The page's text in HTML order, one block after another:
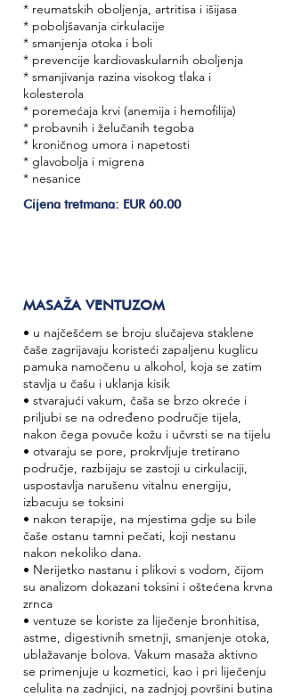
* reumatskih oboljenja, artritisa i išijasa
* poboljšavanja cirkulacije
* smanjenja otoka i boli
* prevencije kardiovaskularnih oboljenja
* smanjivanja razina visokog tlaka i
kolesterola
* poremećaja krvi (anemija i hemofilija)
* probavnih i želučanih tegoba
* kroničnog umora i napetosti
* glavobolja i migrena
* nesanice
Cijena tretmana: EUR 60.00
MASAŽA VENTUZOM
• u najčešćem se broju slučajeva staklene
čaše zagrijavaju koristeći zapaljenu kuglicu
pamuka namočenu u alkohol, koja se zatim
stavlja u čašu i uklanja kisik
• stvarajući vakum, čaša se brzo okreće i
priljubi se na određeno područje tijela,
nakon čega povuče kožu i učvrsti se na tijelu
• otvaraju se pore, prokrvljuje tretirano
područje, razbijaju se zastoji u cirkulaciji,
uspostavlja narušenu vitalnu energiju,
izbacuju se toksini
• nakon terapije, na mjestima gdje su bile
čaše ostanu tamni pečati, koji nestanu
nakon nekoliko dana.
• Nerijetko nastanu i plikovi s vodom, čijom
su analizom dokazani toksini i oštećena krvna
zrnca
• ventuze se koriste za liječenje bronhitisa,
astme, digestivnih smetnji, smanjenje otoka,
ublažavanje bolova. Vakum masaža aktivno
se primenjuje u kozmetici, kao i pri liječenju
celulita na zadnjici, na zadnjoj površini butina